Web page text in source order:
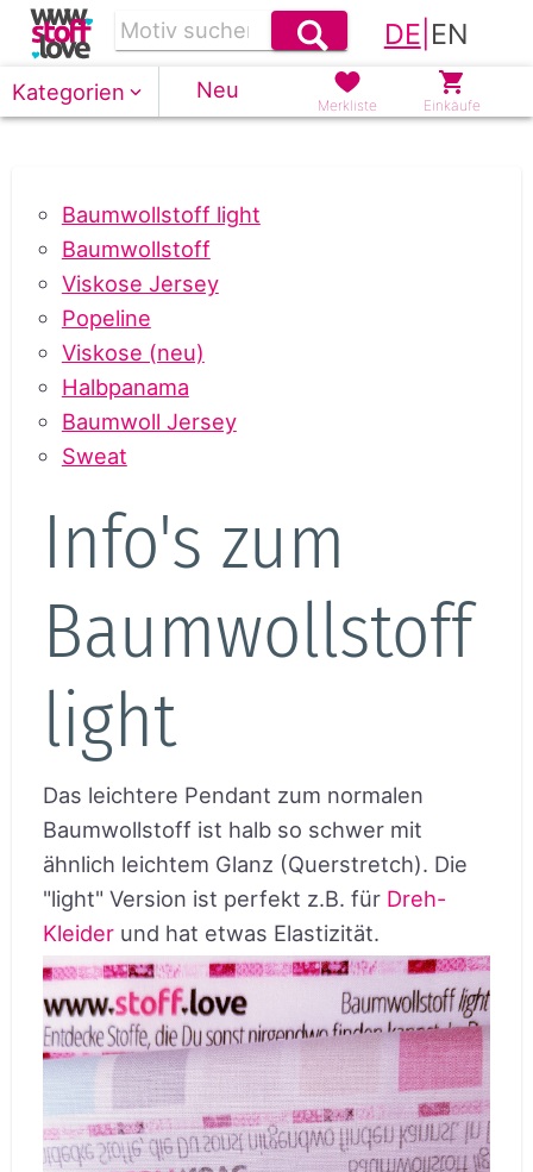
DE EN
Kategorien Neu
Merkliste Einkäufe
Baumwollstoff light
Baumwollstoff
Viskose Jersey
Popeline
Viskose (neu)
Halbpanama
Baumwoll Jersey
Sweat
Info's zum
Baumwollstoff
light
Das leichtere Pendant zum normalen
Baumwollstoff ist halb so schwer mit
ähnlich leichtem Glanz (Querstretch). Die
"light" Version ist perfekt z.B. für Dreh-
Kleiderund hat etwas Elastizität.